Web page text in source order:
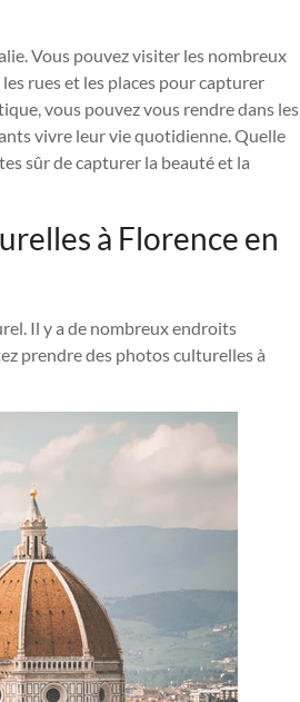
Vous pouvez visiter les nombreux
rues et les places pour capturer
vous pouvez vous rendre dans les
vivre leur vie quotidienne. Quelle
sûr de capturer la beauté et la
à Florence en
Il y a de nombreux endroits
prendre des photos culturelles à